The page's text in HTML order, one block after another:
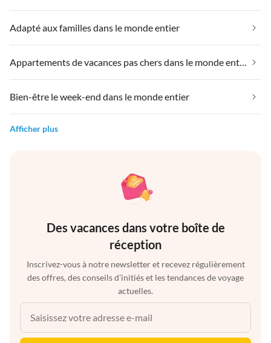
Adapté aux familles dans le monde entier
Appartements de vacances pas chers dans le monde entier
Bien-être le week-end dans le monde entier
Afficher plus
Des vacances dans votre boîte de
réception
Inscrivez-vous à notre newsletter et recevez régulièrement
des offres, des conseils d'initiés et les tendances de voyage
actuelles.